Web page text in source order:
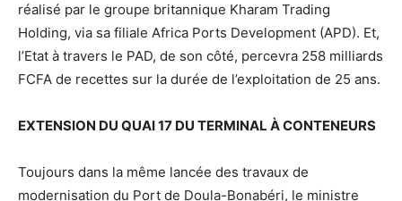
réalisé par le groupe britannique Kharam Trading
Holding, via sa filiale Africa Ports Development (APD). Et,
l’Etat à travers le PAD, de son côté, percevra 258 milliards
FCFA de recettes sur la durée de l’exploitation de 25 ans.
EXTENSION DU QUAI 17 DU TERMINAL À CONTENEURS
Toujours dans la même lancée des travaux de
modernisation du Port de Doula-Bonabéri, le ministre